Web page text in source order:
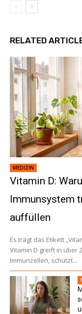
RELATED
MEDIZIN
Vitamin D:
Immunsystem
auffüllen
Es trägt das Etikett
Vitamin D greift in über
Immunzellen, schützt...